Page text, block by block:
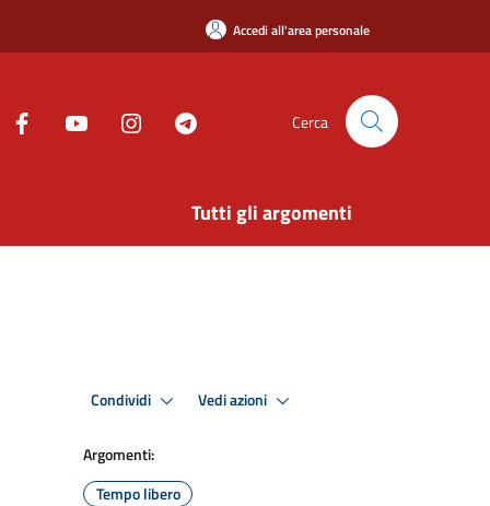
Accedi all'area personale
Cerca
Tutti gli argomenti
Condividi Vedi azioni
Argomenti:
Tempo libero